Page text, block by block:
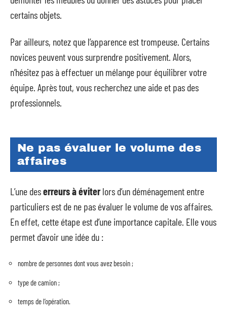
certains objets.
Par ailleurs, notez que l’apparence est trompeuse. Certains
novices peuvent vous surprendre positivement. Alors,
n’hésitez pas à effectuer un mélange pour équilibrer votre
équipe. Après tout, vous recherchez une aide et pas des
professionnels.
Ne pas évaluer le volume des
affaires
L’une deserreurs à éviterlors d’un déménagement entre
particuliers est de ne pas évaluer le volume de vos affaires.
En effet, cette étape est d’une importance capitale. Elle vous
permet d’avoir une idée du :
nombre de personnes dont vous avez besoin ;
type de camion ;
temps de l’opération.